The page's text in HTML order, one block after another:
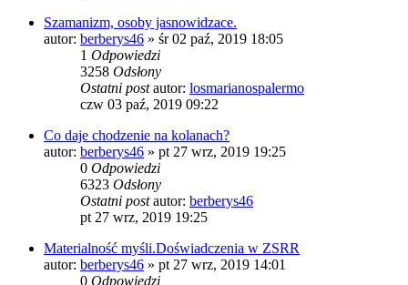
Szamanizm, osoby jasnowidzace.
autor: berberys46 » śr 02 paź, 2019 18:05
1 Odpowiedzi
3258 Odsłony
Ostatni postautor: losmarianospalermo
czw 03 paź, 2019 09:22
Co daje chodzenie na kolanach?
autor: berberys46 » pt 27 wrz, 2019 19:25
0 Odpowiedzi
6323 Odsłony
Ostatni postautor: berberys46
pt 27 wrz, 2019 19:25
Materialność myśli.Doświadczenia w ZSRR
autor: berberys46 » pt 27 wrz, 2019 14:01
0 Odpowiedzi